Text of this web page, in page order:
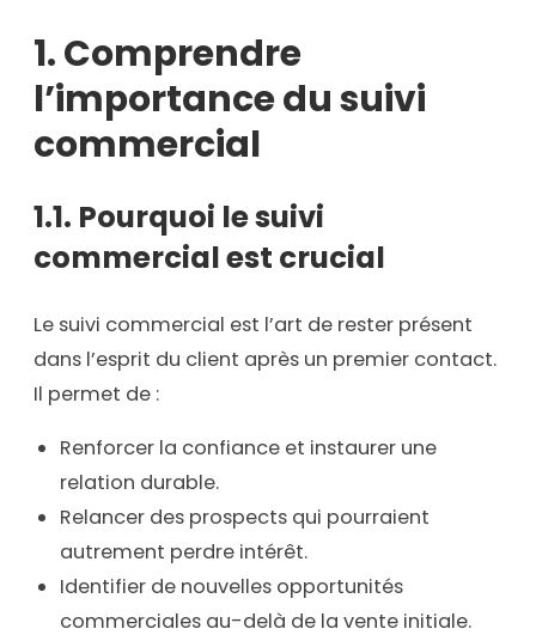
1. Comprendre
l’importance du suivi
commercial
1.1. Pourquoi le suivi
commercial est crucial
Le suivi commercial est l’art de rester présent
dans l’esprit du client après un premier contact.
Il permet de :
Renforcer la confiance et instaurer une
relation durable.
Relancer des prospects qui pourraient
autrement perdre intérêt.
Identifier de nouvelles opportunités
commerciales au-delà de la vente initiale.